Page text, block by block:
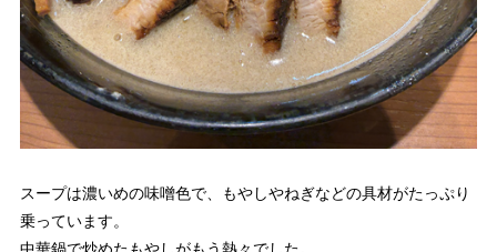
スープは濃いめの味噌色で、もやしやねぎなどの具材がたっぷり
乗っています。
中華鍋で炒めたもやしがもう熱々でした。